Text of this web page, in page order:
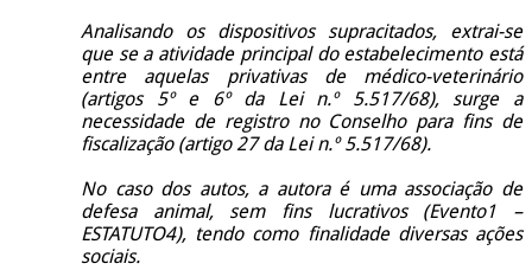
Analisando os dispositivos supracitados, extrai-se
que se a atividade principal do estabelecimento está
entre aquelas privativas de médico-veterinário
(artigos 5º e 6º da Lei n.º 5.517/68), surge a
necessidade de registro no Conselho para fins de
fiscalização (artigo 27 da Lei n.º 5.517/68).
No caso dos autos, a autora é uma associação de
defesa animal, sem fins lucrativos (Evento1 –
ESTATUTO4), tendo como finalidade diversas ações
sociais.